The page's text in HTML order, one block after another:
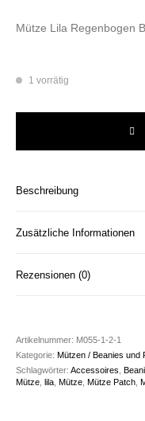
Mütze Lila Regenbogen
1 vorrätig
Beschreibung
Zusätzliche Informationen
Rezensionen (0)
Artikelnummer: M055-1-2-1
Kategorie: Mützen / Beanies und
Schlagwörter:Accessoires,
Mütze, lila, Mütze, Mütze Patch,